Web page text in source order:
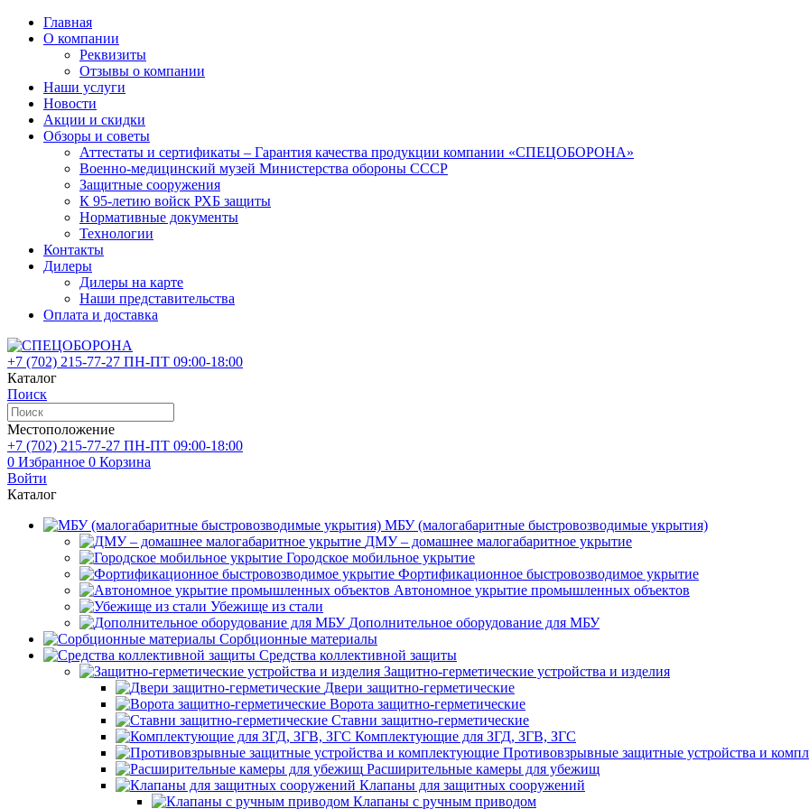
Главная
О компании
Реквизиты
Отзывы о компании
Наши услуги
Новости
Акции и скидки
Обзоры и советы
Аттестаты и сертификаты – Гарантия качества продукции компании «СПЕЦОБОРОНА»
Военно-медицинский музей Министерства обороны СССР
Защитные сооружения
К 95-летию войск РХБ защиты
Нормативные документы
Технологии
Контакты
Дилеры
Дилеры на карте
Наши представительства
Оплата и доставка
+7 (702) 215-77-27 ПН-ПТ 09:00-18:00
Каталог
Поиск
Местоположение
+7 (702) 215-77-27 ПН-ПТ 09:00-18:00
0 Избранное 0 Корзина
Войти
Каталог
МБУ (малогабаритные быстровозводимые укрытия)
ДМУ – домашнее малогабаритное укрытие
Городское мобильное укрытие
Фортификационное быстровозводимое укрытие
Автономное укрытие промышленных объектов
Убежище из стали
Дополнительное оборудование для МБУ
Сорбционные материалы
Средства коллективной защиты
Защитно-герметические устройства и изделия
Двери защитно-герметические
Ворота защитно-герметические
Ставни защитно-герметические
Комплектующие для ЗГД, ЗГВ, ЗГС
Противовзрывные защитные устройства и
Расширительные камеры для убежищ
Клапаны для защитных сооружений
Клапаны с ручным приводом